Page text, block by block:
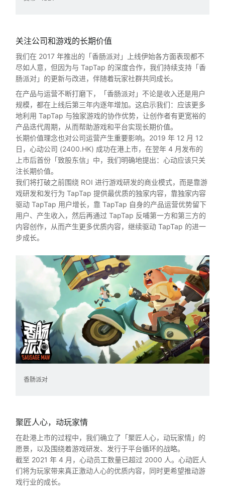
关注公司和游戏的长期价值
我们在 2017 年推出的「香肠派对」上线伊始各方面表现都不
尽如人意，但因为与 TapTap 的深度合作，我们持续支持「香
肠派对」的更新与改进，伴随着玩家社群共同成长。
在产品与运营不断打磨下，「香肠派对」不论是收入还是用户
规模，都在上线后第三年内逐年增加。这启示我们：应该更多
地利用 TapTap 与独家游戏的协作优势，让创作者有更宽裕的
产品迭代周期，从而帮助游戏和平台实现长期价值。
长期价值理念也对公司运营产生重要影响。2019 年 12 月 12
日，心动公司 (2400.HK) 成功在港上市，在翌年 4 月发布的
上市后首份「致股东信」中，我们明确地提出：心动应该只关
注长期价值。
我们将打破之前围绕 ROI 进行游戏研发的商业模式，而是靠游
戏研发和发行为 TapTap 提供最优质的独家内容，靠独家内容
驱动 TapTap 用户增长，靠 TapTap 自身的产品运营优势留下
用户、产生收入，然后再通过 TapTap 反哺第一方和第三方的
内容创作，从而产生更多优质内容，继续驱动 TapTap 的进一
步成长。
香肠派对
聚匠人心，动玩家情
在赴港上市的过程中，我们确立了「聚匠人心，动玩家情」的
愿景，以及围绕着游戏研发、发行于平台循环的战略。
截至 2021 年 4 月，心动员工数量已超过 2000 人。心动匠人
们将为玩家带来真正激动人心的优质内容，同时更希望推动游
戏行业的成长。